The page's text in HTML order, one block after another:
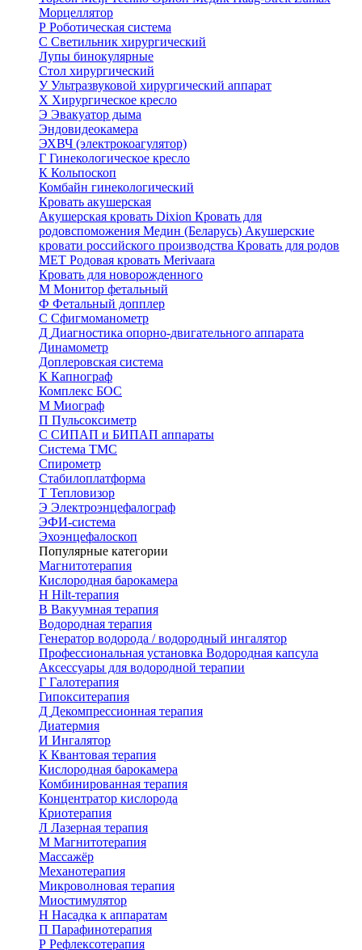
Морцеллятор
Р Роботическая система
С Светильник хирургический
Лупы бинокулярные
Стол хирургический
УУльтразвуковой хирургический аппарат
Х Хирургическое кресло
Э Эвакуатор дыма
Эндовидеокамера
ЭХВЧ (электрокоагулятор)
Г Гинекологическое кресло
К Кольпоскоп
Комбайн гинекологический
Кровать акушерская
Акушерская кровать Dixion Кровать для
родовспоможения Медин (Беларусь) Акушерские
кровати российского производства Кровать для родов
МЕТ Родовая кровать Merivaara
Кровать для новорожденного
М Монитор фетальный
Ф Фетальный допплер
C Cфигмоманометр
Д Диагностика опорно-двигательного аппарата
Динамометр
Доплеровская система
К Капнограф
Комплекс БОС
М Миограф
П Пульсоксиметр
С СИПАП и БИПАП аппараты
Система ТМС
Спирометр
Стабилоплатформа
Т Тепловизор
Э Электроэнцефалограф
ЭФИ-система
Эхоэнцефалоскоп
Популярные категории
Магнитотерапия
Кислородная барокамера
H Hilt-терапия
В Вакуумная терапия
Водородная терапия
Генератор водорода / водородный ингалятор
Профессиональная установка Водородная капсула
Аксессуары для водородной терапии
Г Галотерапия
Гипокситерапия
Д Декомпрессионная терапия
Диатермия
И Ингалятор
К Квантовая терапия
Кислородная барокамера
Комбинированная терапия
Концентратор кислорода
Криотерапия
Л Лазерная терапия
М Магнитотерапия
Массажёр
Механотерапия
Микроволновая терапия
Миостимулятор
Н Насадка к аппаратам
П Парафинотерапия
Р Рефлексотерапия